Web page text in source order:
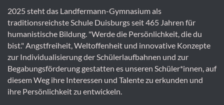
2025 steht das Landfermann-Gymnasium als
traditionsreichste Schule Duisburgs seit 465 Jahren für
humanistische Bildung. "Werde die Persönlichkeit, die du
bist." Angstfreiheit, Weltoffenheit und innovative Konzepte
zur Individualisierung der Schülerlaufbahnen und zur
Begabungsförderung gestatten es unseren Schüler*innen, auf
diesem Weg ihre Interessen und Talente zu erkunden und
ihre Persönlichkeit zu entwickeln.